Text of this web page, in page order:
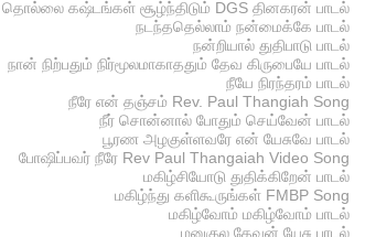
தொல்லை கஷ்டங்கள் சூழ்ந்திடும் DGS தினகரன் பாடல்
நடந்ததெல்லாம் நன்மைக்கே பாடல்
நன்றியால் துதிபாடு பாடல்
நான் நிற்பதும் நிர்மூலமாகாததும் தேவ கிருபையே பாடல்
நீயே நிரந்தரம் பாடல்
நீரே என் தஞ்சம் Rev. Paul Thangiah Song
நீர் சொன்னால் போதும் செய்வேன் பாடல்
பூரண அழகுள்ளவரே என் யேசுவே பாடல்
போஷிப்பவர் நீரே Rev Paul Thangaiah Video Song
மகிழ்சியோடு துதிக்கிறேன் பாடல்
மகிழ்ந்து களிகூருங்கள் FMBP Song
மகிழ்வோம் மகிழ்வோம் பாடல்
மனுகுல தேவன் யேசு பாடல்